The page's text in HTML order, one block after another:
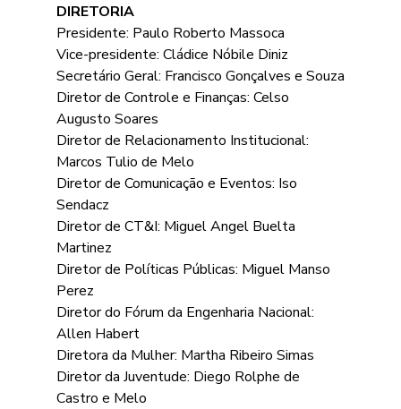
DIRETORIA
Presidente: Paulo Roberto Massoca
Vice-presidente: Cládice Nóbile Diniz
Secretário Geral: Francisco Gonçalves e Souza
Diretor de Controle e Finanças: Celso
Augusto Soares
Diretor de Relacionamento Institucional:
Marcos Tulio de Melo
Diretor de Comunicação e Eventos: Iso
Sendacz
Diretor de CT&I: Miguel Angel Buelta
Martinez
Diretor de Políticas Públicas: Miguel Manso
Perez
Diretor do Fórum da Engenharia Nacional:
Allen Habert
Diretora da Mulher: Martha Ribeiro Simas
Diretor da Juventude: Diego Rolphe de
Castro e Melo